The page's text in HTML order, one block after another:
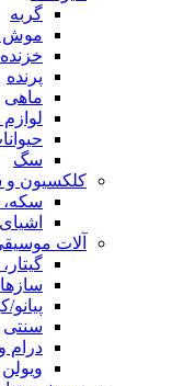
گربه
موش
خزنده
پرنده
ماهی
سگ
کلکسیون
سکه،
آلات
سنتی
درام
ویولن